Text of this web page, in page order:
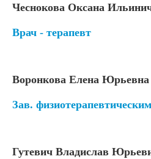
Чеснокова Оксана
Врач - терапевт
Воронкова Елена Юрьевна
Зав.
Гутевич Владислав